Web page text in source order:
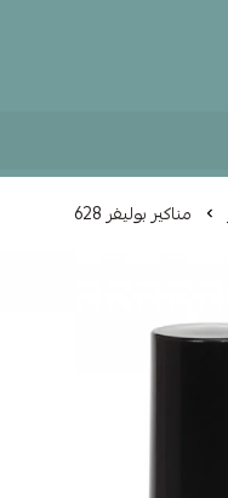
مناكير بوليفر 628